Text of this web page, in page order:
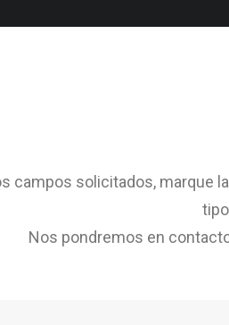
campos solicitados, marque
Nos pondremos en